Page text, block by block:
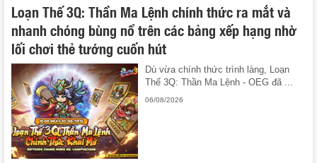
Loạn Thế 3Q: Thần Ma Lệnh chính thức ra mắt và
nhanh chóng bùng nổ trên các bảng xếp hạng nhờ
lối chơi thẻ tướng cuốn hút
Dù vừa chính thức trình làng, Loạn
Thế 3Q: Thần Ma Lệnh - OEG đã ...
06/08/2026